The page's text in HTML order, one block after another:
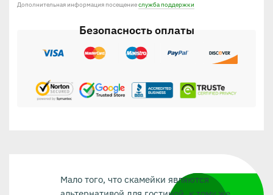
Дополнительная информация посещениеслужба поддержки
Безопасность оплаты
Мало того, что скамейки являются